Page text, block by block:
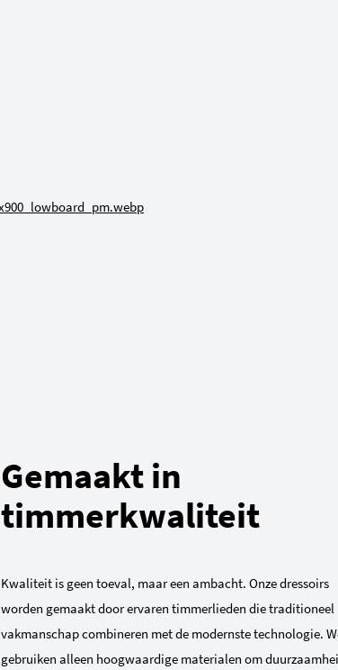
Gemaakt in
timmerkwaliteit
Kwaliteit is geen toeval, maar een ambacht. Onze dressoirs
worden gemaakt door ervaren timmerlieden die traditioneel
vakmanschap combineren met de modernste technologie.
gebruiken alleen hoogwaardige materialen om